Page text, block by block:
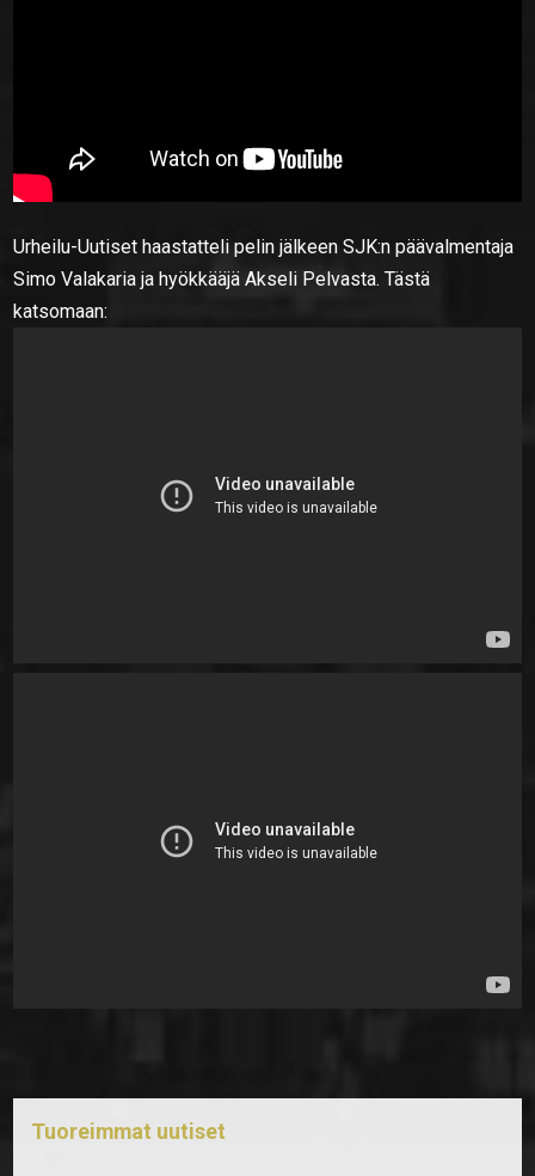
Urheilu-Uutiset haastatteli pelin jälkeen SJK:n päävalmentaja
Simo Valakaria ja hyökkääjä Akseli Pelvasta. Tästä
katsomaan:
Tuoreimmat uutiset